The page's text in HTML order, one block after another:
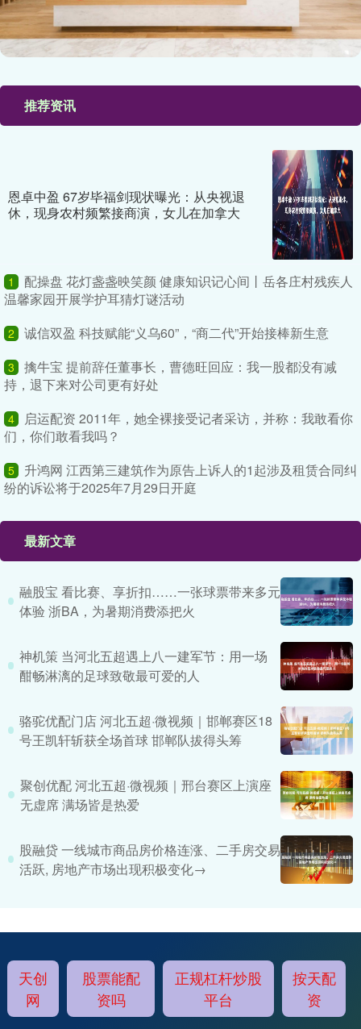
推荐资讯
恩卓中盈 67岁毕福剑现状曝光：从央视退
休，现身农村频繁接商演，女儿在加拿大
1
配操盘 花灯盏盏映笑颜 健康知识记心间丨岳各庄村残疾人
温馨家园开展学护耳猜灯谜活动
2 诚信双盈 科技赋能“义乌60”，“商二代”开始接棒新生意
3
擒牛宝 提前辞任董事长，曹德旺回应：我一股都没有减
持，退下来对公司更有好处
4
启运配资 2011年，她全裸接受记者采访，并称：我敢看你
们，你们敢看我吗？
5
升鸿网 江西第三建筑作为原告上诉人的1起涉及租赁合同纠
纷的诉讼将于2025年7月29日开庭
最新文章
融股宝 看比赛、享折扣……一张球票带来多元
体验 浙BA，为暑期消费添把火
神机策 当河北五超遇上八一建军节：用一场
酣畅淋漓的足球致敬最可爱的人
骆驼优配门店 河北五超·微视频｜邯郸赛区18
号王凯轩斩获全场首球 邯郸队拔得头筹
聚创优配 河北五超·微视频｜邢台赛区上演座
无虚席 满场皆是热爱
股融贷 一线城市商品房价格连涨、二手房交易
活跃, 房地产市场出现积极变化→
天创
网
股票能配
资吗
正规杠杆炒股
平台
按天配
资